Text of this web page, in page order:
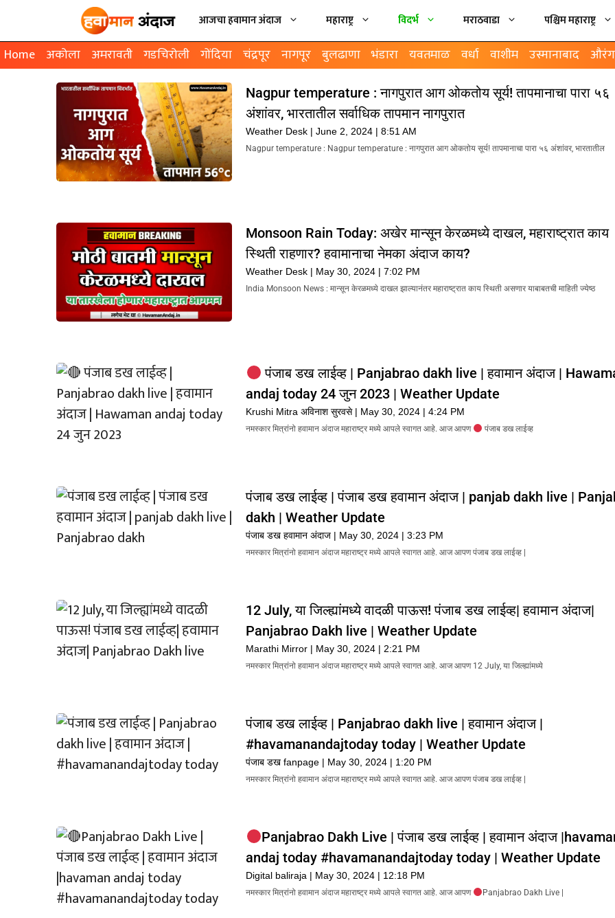
आजचा हवामान अंदाज महाराष्ट्र विदर्भ मराठवाडा पश्चिम महाराष्ट्र
Home अकोला अमरावती गडचिरोली गोंदिया चंद्रपूर नागपूर बुलढाणा भंडारा यवतमाळ वर्धा वाशीम उस्मानाबाद
Nagpur temperature : नागपुरात आग ओकतोय सूर्य! तापमानाचा पारा ५६
अंशांवर, भारतातील सर्वाधिक तापमान नागपुरात
Weather Desk June 2, 2024 8:51 AM
Nagpur temperature : Nagpur temperature : नागपुरात आग ओकतोय सूर्य! तापमानाचा पारा ५६ अंशांवर, भारतातील
Monsoon Rain Today: अखेर मान्सून केरळमध्ये दाखल, महाराष्ट्रात काय
स्थिती राहणार? हवामानाचा नेमका अंदाज काय?
Weather Desk May 30, 2024 7:02 PM
India Monsoon News : मान्सून केरळमध्ये दाखल झाल्यानंतर महाराष्ट्रात काय स्थिती असणार याबाबतची माहिती ज्येष्ठ
पंजाब डख लाईव्ह | Panjabrao dakh live | हवामान अंदाज |
andaj today 24 जुन 2023 | Weather Update
Krushi Mitra अविनाश सुरवसे May 30, 2024 4:24 PM
नमस्कार मित्रांनो हवामान अंदाज महाराष्ट्र मध्ये आपले स्वागत आहे. आज आपण पंजाब डख लाईव्ह
पंजाब डख लाईव्ह | पंजाब डख हवामान अंदाज | panjab dakh live |
dakh | Weather Update
पंजाब डख हवामान अंदाज May 30, 2024 3:23 PM
नमस्कार मित्रांनो हवामान अंदाज महाराष्ट्र मध्ये आपले स्वागत आहे. आज आपण पंजाब डख लाईव्ह |
12 July, या जिल्ह्यांमध्ये वादळी पाऊस! पंजाब डख लाईव्ह| हवामान अंदाज|
Panjabrao Dakh live | Weather Update
Marathi Mirror May 30, 2024 2:21 PM
नमस्कार मित्रांनो हवामान अंदाज महाराष्ट्र मध्ये आपले स्वागत आहे. आज आपण 12 July, या जिल्ह्यांमध्ये
पंजाब डख लाईव्ह | Panjabrao dakh live | हवामान अंदाज |
#havamanandajtoday today | Weather Update
पंजाब डख fanpage May 30, 2024 1:20 PM
नमस्कार मित्रांनो हवामान अंदाज महाराष्ट्र मध्ये आपले स्वागत आहे. आज आपण पंजाब डख लाईव्ह |
Panjabrao Dakh Live | पंजाब डख लाईव्ह | हवामान अंदाज
andaj today #havamanandajtoday today | Weather Update
Digital baliraja May 30, 2024 12:18 PM
नमस्कार मित्रांनो हवामान अंदाज महाराष्ट्र मध्ये आपले स्वागत आहे. आज आपण Panjabrao Dakh Live |